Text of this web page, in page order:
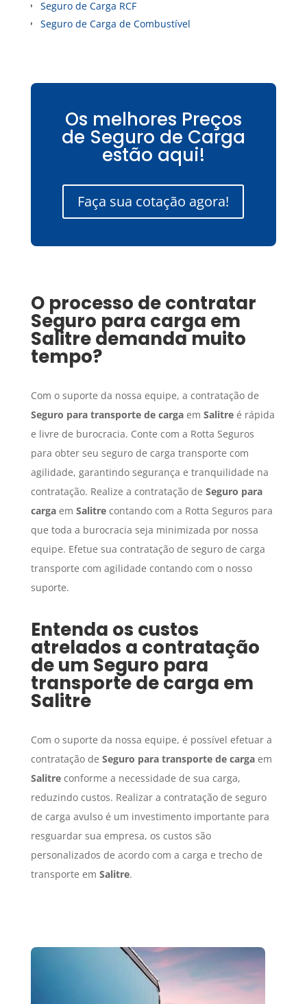
Seguro de Carga RCF
Seguro de Carga de Combustível
Os melhores Preços
de Seguro de Carga
estão aqui!
Faça sua cotação agora!
O processo de contratar
Seguro para carga em
Salitredemanda muito
tempo?
Com o suporte da nossa equipe, a contratação de
Seguro para transporte de cargaem Salitreé rápida
e livre de burocracia. Conte com a Rotta Seguros
para obter seu seguro de carga transporte com
agilidade, garantindo segurança e tranquilidade na
contratação. Realize a contratação de Seguro para
cargaem Salitrecontando com a Rotta Seguros para
que toda a burocracia seja minimizada por nossa
equipe. Efetue sua contratação de seguro de carga
transporte com agilidade contando com o nosso
suporte.
Entenda os custos
atrelados a contratação
de um Seguro para
transporte de carga em
Salitre
Com o suporte da nossa equipe, é possível efetuar a
contratação de Seguro para transporte de cargaem
Salitreconforme a necessidade de sua carga,
reduzindo custos. Realizar a contratação de seguro
de carga avulso é um investimento importante para
resguardar sua empresa, os custos são
personalizados de acordo com a carga e trecho de
transporte em Salitre.